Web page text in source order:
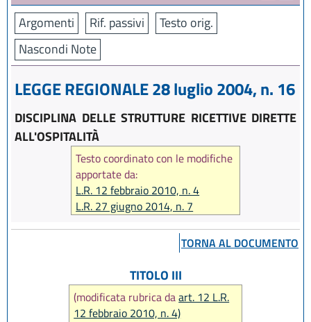
Argomenti Rif. passivi
Testo orig.
Nascondi Note
LEGGE REGIONALE 28 luglio 2004, n. 16
DISCIPLINA DELLE STRUTTURE RICETTIVE DIRETTE
ALL'OSPITALITÀ
Testo coordinato con le modifiche
apportate da:
L.R. 12 febbraio 2010, n. 4
L.R. 27 giugno 2014, n. 7
TORNA AL DOCUMENTO
TITOLO III
(modificata rubrica daart. 12 L.R.
12 febbraio 2010, n. 4)